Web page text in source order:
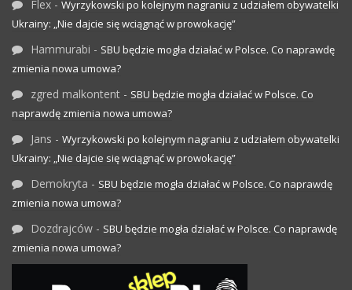
Flex - Wyrzykowski po kolejnym nagraniu z udziałem obywatelki
Ukrainy: „Nie dajcie się wciągnąć w prowokację”
Hammurabi - SBU będzie mogła działać w Polsce. Co naprawdę
zmienia nowa umowa?
zgred malkontent - SBU będzie mogła działać w Polsce. Co
naprawdę zmienia nowa umowa?
Jans - Wyrzykowski po kolejnym nagraniu z udziałem obywatelki
Ukrainy: „Nie dajcie się wciągnąć w prowokację”
Demokryta - SBU będzie mogła działać w Polsce. Co naprawdę
zmienia nowa umowa?
Dozdrajców - SBU będzie mogła działać w Polsce. Co naprawdę
zmienia nowa umowa?